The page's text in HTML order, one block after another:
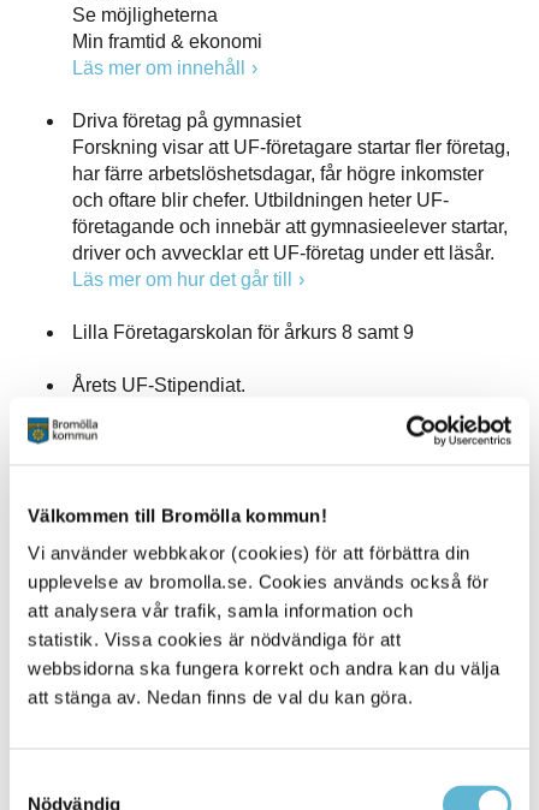
Välkommen till Bromölla kommun!
Vi använder webbkakor (cookies) för att förbättra din
upplevelse av bromolla.se. Cookies används också för
att analysera vår trafik, samla information och
statistik. Vissa cookies är nödvändiga för att
webbsidorna ska fungera korrekt och andra kan du välja
att stänga av. Nedan finns de val du kan göra.
Nödvändig
Se möjligheterna
Min framtid & ekonomi
Läs mer om innehåll
Driva företag på gymnasiet
Forskning visar att UF-företagare startar fler företag,
har färre arbetslöshetsdagar, får högre inkomster
och oftare blir chefer. Utbildningen heter UF-
företagande och innebär att gymnasieelever startar,
driver och avvecklar ett UF-företag under ett läsår.
Läs mer om hur det går till
Lilla Företagarskolan för årkurs 8 samt 9
Årets UF-Stipendiat.
företagsprestationer med Årets Företagare och
företag på gymnasiet. Detta görs i samverkan med
Ung Företagsamhet Blekinge/Bromölla.
Engagemang i vårt arbete lokalt och
regional
Vikten av att fler brinner för arbetet med våra unga kan
inte nog betonas. Det finns möjligheter till samverkan
Partnerskap för att stötta arbetet till organisationen för att